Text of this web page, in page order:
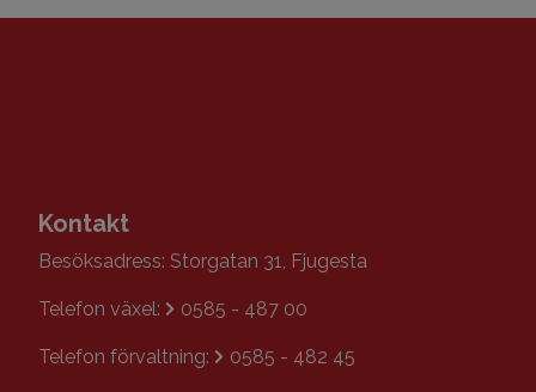
Kontakt
Besöksadress: Storgatan 31, Fjugesta
Telefon växel: 0585 - 487 00
Telefon förvaltning: 0585 - 482 45